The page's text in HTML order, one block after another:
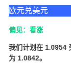
欧元兑美元
偏见：看涨
我们计划在 1.0954
为 1.0842。